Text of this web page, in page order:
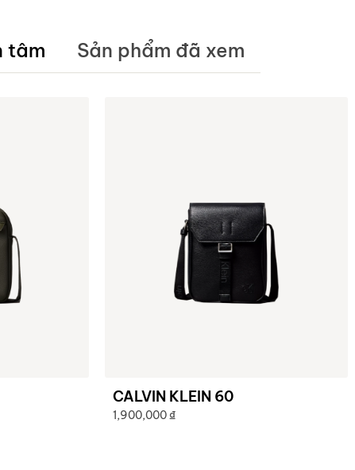
tâm Sản phẩm đã xem
CALVIN KLEIN 60
1,900,000 ₫